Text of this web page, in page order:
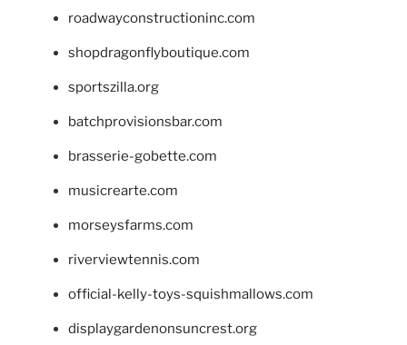
roadwayconstructioninc.com
shopdragonflyboutique.com
sportszilla.org
batchprovisionsbar.com
brasserie-gobette.com
musicrearte.com
morseysfarms.com
riverviewtennis.com
official-kelly-toys-squishmallows.com
displaygardenonsuncrest.org